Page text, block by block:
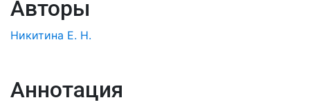
Авторы
Никитина Е. Н.
Аннотация